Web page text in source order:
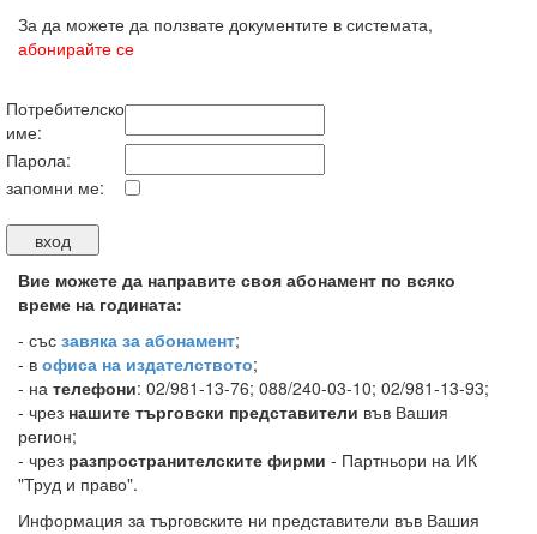
За да можете да ползвате документите в системата,
абонирайте се
Потребителско
име:
Парола:
запомни ме:
Вие можете да направите своя абонамент по всяко
време на годината:
- със завяка за абонамент;
- в офиса на издателството;
- на телефони: 02/981-13-76; 088/240-03-10; 02/981-13-93;
- чрез нашите търговски представители във Вашия
регион;
- чрез разпространителските фирми - Партньори на ИК
"Труд и право".
Информация за търговските ни представители във Вашия